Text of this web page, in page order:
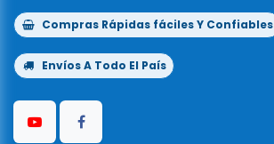
Compras Rápidas fáciles Y Confiables
Envíos A Todo El País